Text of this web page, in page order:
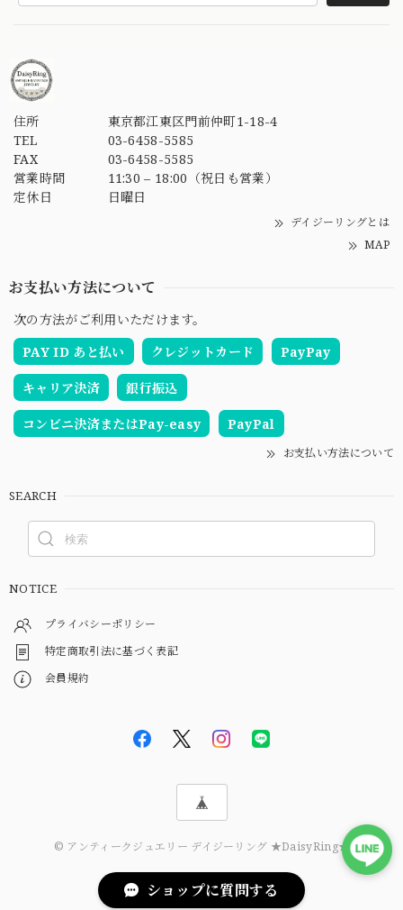
住所
東京都江東区門前仲町1-18-4
TEL
03-6458-5585
FAX
03-6458-5585
営業時間
11:30 – 18:00（祝日も営業）
定休日
日曜日
デイジーリングとは
MAP
お支払い方法について
次の方法がご利用いただけます。
PAY ID あと払い
クレジットカード PayPay
キャリア決済 銀行振込
コンビニ決済またはPay-easy PayPal
お支払い方法について
SEARCH
NOTICE
プライバシーポリシー
特定商取引法に基づく表記
会員規約
© アンティークジュエリー デイジーリング ★DaisyRing★
ショップに質問する